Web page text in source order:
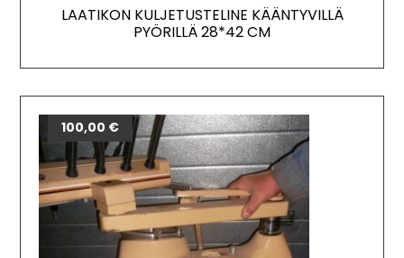
LAATIKON KULJETUSTELINE KÄÄNTYVILLÄ
PYÖRILLÄ 28*42 CM
100,00 €